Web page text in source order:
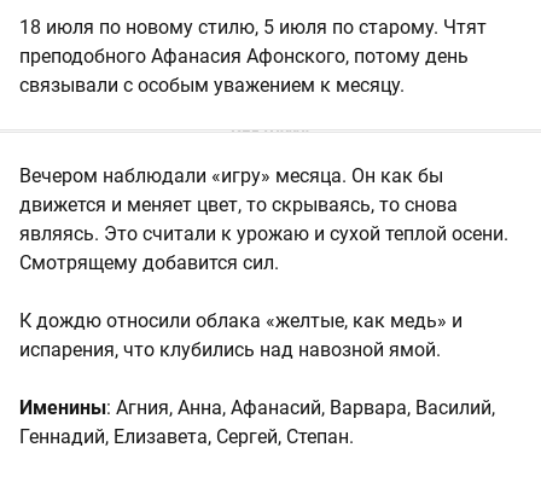
18 июля по новому стилю, 5 июля по старому. Чтят
преподобного Афанасия Афонского, потому день
связывали с особым уважением к месяцу.
Вечером наблюдали «игру» месяца. Он как бы
движется и меняет цвет, то скрываясь, то снова
являясь. Это считали к урожаю и сухой теплой осени.
Смотрящему добавится сил.
К дождю относили облака «желтые, как медь» и
испарения, что клубились над навозной ямой.
Именины: Агния, Анна, Афанасий, Варвара, Василий,
Геннадий, Елизавета, Сергей, Степан.